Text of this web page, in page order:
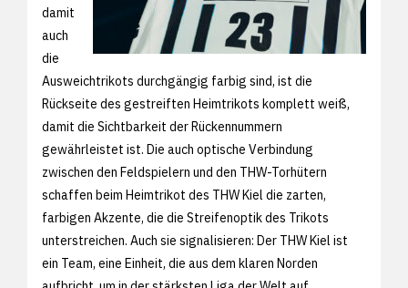
damit
auch
die
Ausweichtrikots durchgängig farbig sind, ist die
Rückseite des gestreiften Heimtrikots komplett weiß,
damit die Sichtbarkeit der Rückennummern
gewährleistet ist. Die auch optische Verbindung
zwischen den Feldspielern und den THW-Torhütern
schaffen beim Heimtrikot des THW Kiel die zarten,
farbigen Akzente, die die Streifenoptik des Trikots
unterstreichen. Auch sie signalisieren: Der THW Kiel ist
ein Team, eine Einheit, die aus dem klaren Norden